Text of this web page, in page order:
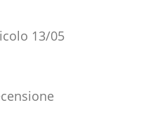
13/05